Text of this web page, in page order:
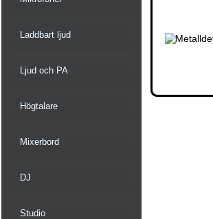
Laddbart ljud
Ljud och PA
Högtalare
Mixerbord
DJ
Studio